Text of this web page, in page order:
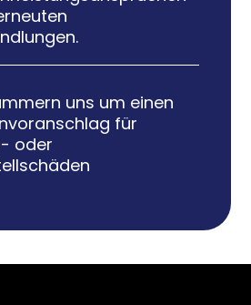
uns um einen
für
oder